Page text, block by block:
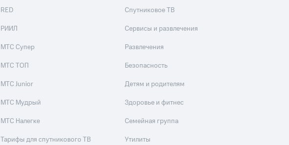
RED
РИИЛ
МТС Супер
МТС ТОП
МТС Junior
МТС Мудрый
МТС Налегке
Тарифы для спутникового ТВ
Спутниковое ТВ
Сервисы и развлечения
Развлечения
Безопасность
Детям и родителям
Здоровье и фитнес
Семейная группа
Утилиты